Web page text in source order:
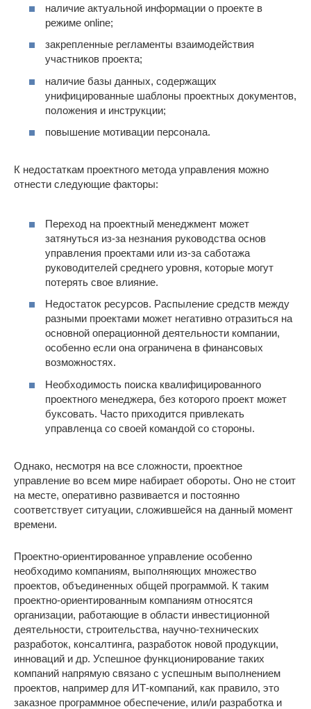
наличие актуальной информации о проекте в
режиме online;
закрепленные регламенты взаимодействия
участников проекта;
наличие базы данных, содержащих
унифицированные шаблоны проектных документов,
положения и инструкции;
повышение мотивации персонала.
К недостаткам проектного метода управления можно
отнести следующие факторы:
Переход на проектный менеджмент может
затянуться из-за незнания руководства основ
управления проектами или из-за саботажа
руководителей среднего уровня, которые могут
потерять свое влияние.
Недостаток ресурсов. Распыление средств между
разными проектами может негативно отразиться на
основной операционной деятельности компании,
особенно если она ограничена в финансовых
возможностях.
Необходимость поиска квалифицированного
проектного менеджера, без которого проект может
буксовать. Часто приходится привлекать
управленца со своей командой со стороны.
Однако, несмотря на все сложности, проектное
управление во всем мире набирает обороты. Оно не стоит
на месте, оперативно развивается и постоянно
соответствует ситуации, сложившейся на данный момент
времени.
Проектно-ориентированное управление особенно
необходимо компаниям, выполняющих множество
проектов, объединенных общей программой. К таким
проектно-ориентированным компаниям относятся
организации, работающие в области инвестиционной
деятельности, строительства, научно-технических
разработок, консалтинга, разработок новой продукции,
инноваций и др. Успешное функционирование таких
компаний напрямую связано с успешным выполнением
проектов, например для ИТ-компаний, как правило, это
заказное программное обеспечение, или/и разработка и